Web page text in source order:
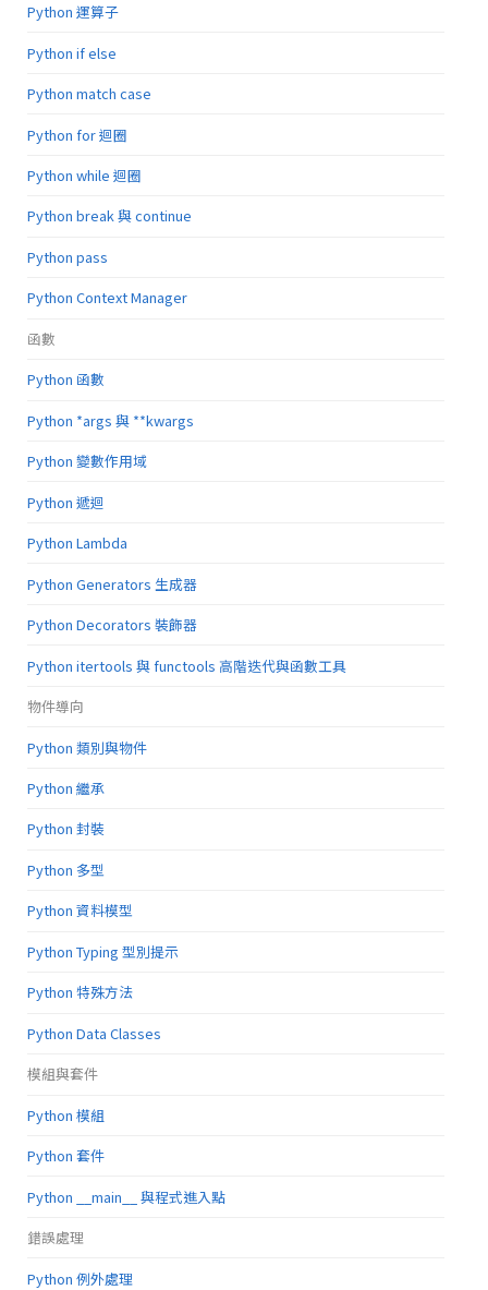
Python 運算子
Python if else
Python match case
Python for 迴圈
Python while 迴圈
Python break 與 continue
Python pass
Python Context Manager
函數
Python 函數
Python *args 與 **kwargs
Python 變數作用域
Python 遞迴
Python Lambda
Python Generators 生成器
Python Decorators 裝飾器
Python itertools 與 functools 高階迭代與函數工具
物件導向
Python 類別與物件
Python 繼承
Python 封裝
Python 多型
Python 資料模型
Python Typing 型別提示
Python 特殊方法
Python Data Classes
模組與套件
Python 模組
Python 套件
Python __main__ 與程式進入點
錯誤處理
Python 例外處理